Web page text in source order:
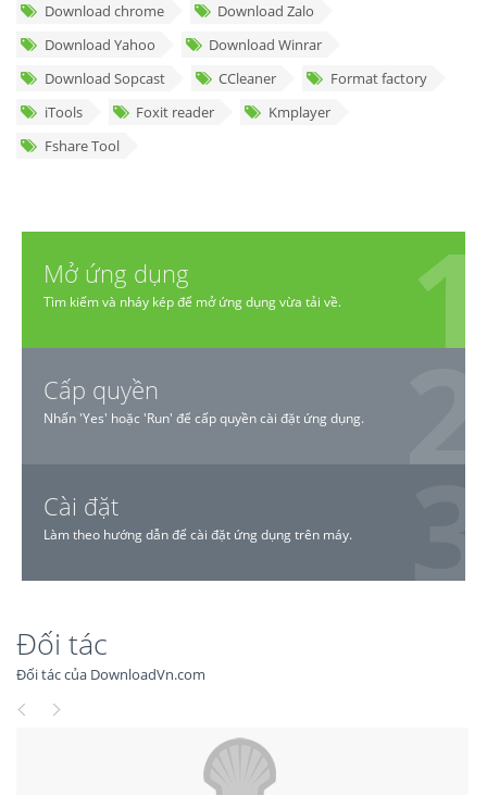
Download chrome
Download Zalo
Download Yahoo
Download Winrar
Download Sopcast
CCleaner
Format factory
iTools
Foxit reader
Kmplayer
Fshare Tool
Mở ứng dụng
Tìm kiếm và nháy kép để mở ứng dụng vừa tải về.
Cấp quyền
Nhấn 'Yes' hoặc 'Run' để cấp quyền cài đặt ứng dụng.
Cài đặt
Làm theo hướng dẫn để cài đặt ứng dụng trên máy.
Đối tác
Đối tác của DownloadVn.com